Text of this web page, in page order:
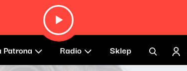
Patrona Radio Sklep